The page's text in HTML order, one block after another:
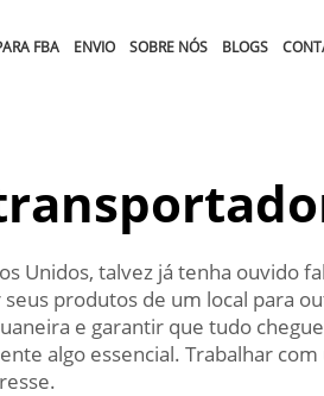
FBA ENVIO SOBRE NÓS BLOGS
Unidos, talvez já tenha ouvido
produtos de um local para
e garantir que tudo
algo essencial. Trabalhar